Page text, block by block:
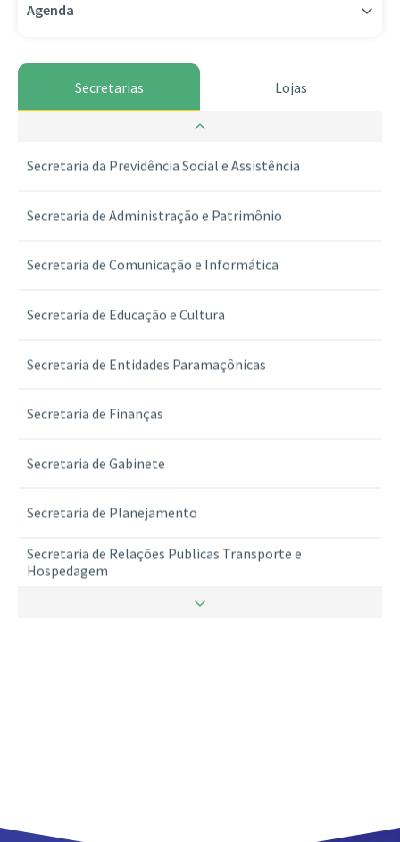
Agenda
Secretarias
Lojas
Secretaria da Guarda dos Selos
Secretaria da Previdência Social e Assistência
Secretaria de Administração e Patrimônio
Secretaria de Comunicação e Informática
Secretaria de Educação e Cultura
Secretaria de Entidades Paramaçônicas
Secretaria de Finanças
Secretaria de Gabinete
Secretaria de Planejamento
Secretaria de Relações Publicas Transporte e
Hospedagem